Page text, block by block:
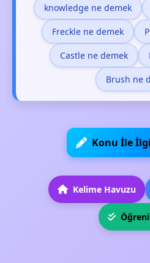
knowledge ne demek
Freckle ne demek
Castle ne demek
Brush ne
Konu İle
Kelime Havuzu